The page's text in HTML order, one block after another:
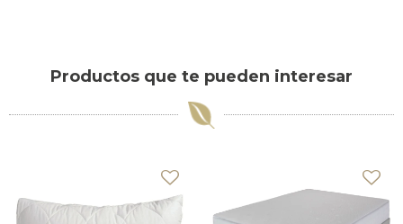
Productos que te pueden interesar